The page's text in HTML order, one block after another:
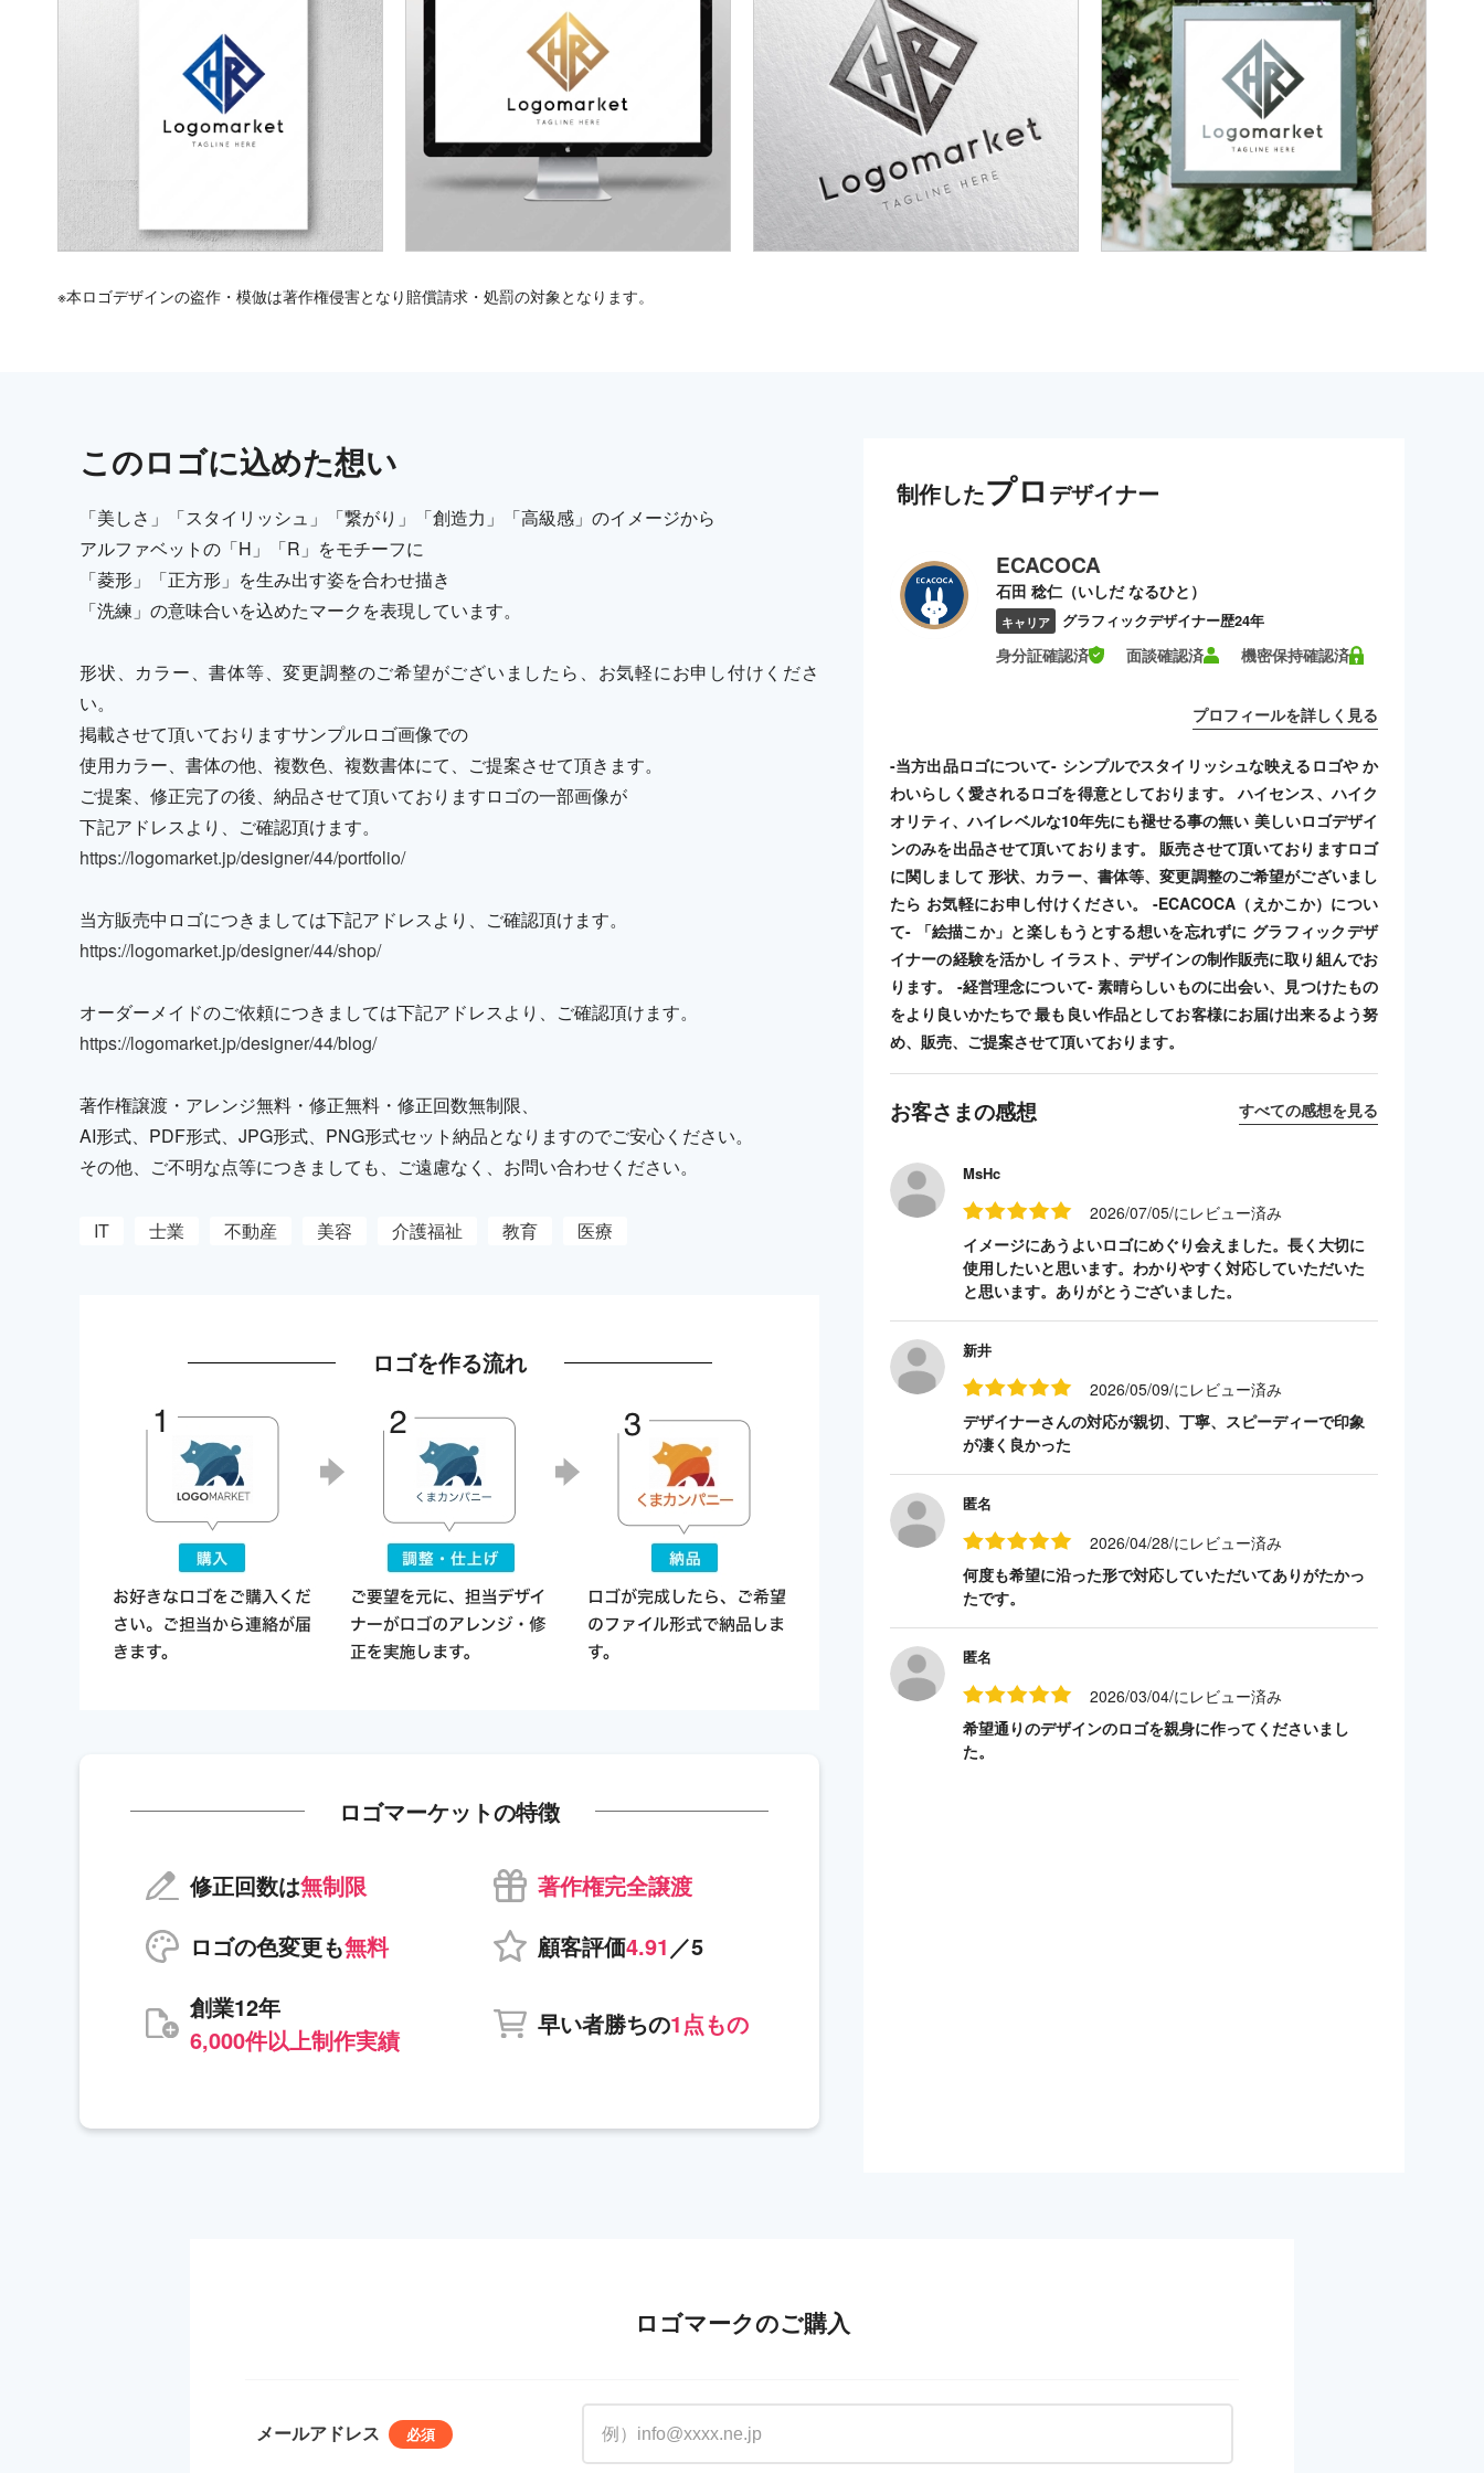
※本ロゴデザインの盗作・模倣は著作権侵害となり賠償請求・処罰の対象となります。
このロゴに込めた想い
「美しさ」「スタイリッシュ」「繋がり」「創造力」「高級感」のイメージから
アルファベットの「H」「R」をモチーフに
「菱形」「正方形」を生み出す姿を合わせ描き
「洗練」の意味合いを込めたマークを表現しています。
形状、カラー、書体等、変更調整のご希望がございましたら、お気軽にお申し付けくださ
い。
掲載させて頂いておりますサンプルロゴ画像での
使用カラー、書体の他、複数色、複数書体にて、ご提案させて頂きます。
ご提案、修正完了の後、納品させて頂いておりますロゴの一部画像が
下記アドレスより、ご確認頂けます。
https://logomarket.jp/designer/44/portfolio/
当方販売中ロゴにつきましては下記アドレスより、ご確認頂けます。
https://logomarket.jp/designer/44/shop/
オーダーメイドのご依頼につきましては下記アドレスより、ご確認頂けます。
https://logomarket.jp/designer/44/blog/
著作権譲渡・アレンジ無料・修正無料・修正回数無制限、
AI形式、PDF形式、JPG形式、PNG形式セット納品となりますのでご安心ください。
その他、ご不明な点等につきましても、ご遠慮なく、お問い合わせください。
IT 士業 不動産 美容 介護福祉 教育 医療
ロゴを作る流れ
ロゴマーケットの特徴
修正回数は無制限
著作権完全譲渡
ロゴの色変更も無料 顧客評価4.91 ／5
創業12年
6,000件以上制作実績
早い者勝ちの1点もの
制作したプロ デザイナー
ECACOCA
石田 稔仁（いしだ なるひと）
キャリア グラフィックデザイナー歴24年
身分証確認済 面談確認済 機密保持確認済
プロフィールを詳しく見る
-当方出品ロゴについて- シンプルでスタイリッシュな映えるロゴや か
わいらしく愛されるロゴを得意としております。 ハイセンス、ハイク
オリティ、ハイレベルな10年先にも褪せる事の無い 美しいロゴデザイ
ンのみを出品させて頂いております。 販売させて頂いておりますロゴ
に関しまして 形状、カラー、書体等、変更調整のご希望がございまし
たら お気軽にお申し付けください。 -ECACOCA（えかこか）につい
て- 「絵描こか」と楽しもうとする想いを忘れずに グラフィックデザ
イナーの経験を活かし イラスト、デザインの制作販売に取り組んでお
ります。 -経営理念について- 素晴らしいものに出会い、見つけたもの
をより良いかたちで 最も良い作品としてお客様にお届け出来るよう努
め、販売、ご提案させて頂いております。
お客さまの感想 すべての感想を見る
MsHc
2026/07/05/にレビュー済み
イメージにあうよいロゴにめぐり会えました。長く大切に
使用したいと思います。わかりやすく対応していただいた
と思います。ありがとうございました。
新井
2026/05/09/にレビュー済み
デザイナーさんの対応が親切、丁寧、スピーディーで印象
が凄く良かった
匿名
2026/04/28/にレビュー済み
何度も希望に沿った形で対応していただいてありがたかっ
たです。
匿名
2026/03/04/にレビュー済み
希望通りのデザインのロゴを親身に作ってくださいまし
た。
ロゴマークのご購入
メールアドレス